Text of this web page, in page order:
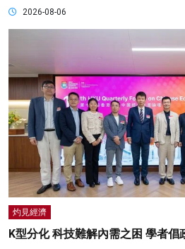
2026-08-06
灼見經濟
K型分化 科技難解內需之困 學者倡